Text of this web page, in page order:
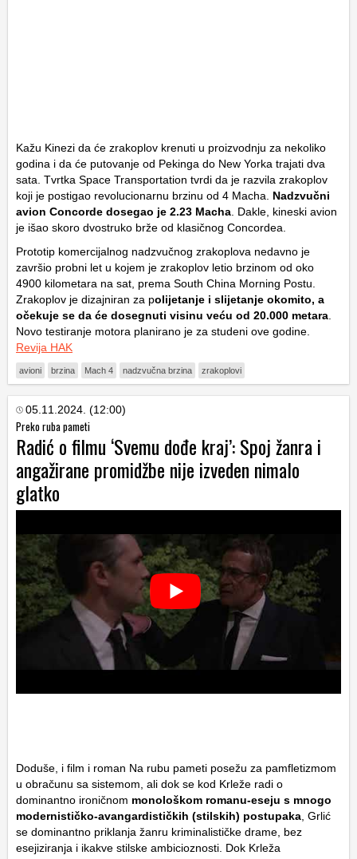
Kažu Kinezi da će zrakoplov krenuti u proizvodnju za nekoliko
godina i da će putovanje od Pekinga do New Yorka trajati dva
sata. Tvrtka Space Transportation tvrdi da je razvila zrakoplov
koji je postigao revolucionarnu brzinu od 4 Macha. Nadzvučni
avion Concorde dosegao je 2.23 Macha. Dakle, kineski avion
je išao skoro dvostruko brže od klasičnog Concordea.
Prototip komercijalnog nadzvučnog zrakoplova nedavno je
završio probni let u kojem je zrakoplov letio brzinom od oko
4900 kilometara na sat, prema South China Morning Postu.
Zrakoplov je dizajniran za polijetanje i slijetanje okomito, a
očekuje se da će dosegnuti visinu veću od 20.000 metara.
Novo testiranje motora planirano je za studeni ove godine.
Revija HAK
avioni brzina Mach 4 nadzvučna brzina zrakoplovi
05.11.2024. (12:00)
Preko ruba pameti
Radić o filmu ‘Svemu dođe kraj’: Spoj žanra i
angažirane promidžbe nije izveden nimalo
glatko
Doduše, i film i roman Na rubu pameti posežu za pamfletizmom
u obračunu sa sistemom, ali dok se kod Krleže radi o
dominantno ironičnom monološkom romanu-eseju s mnogo
modernističko-avangardističkih (stilskih) postupaka, Grlić
se dominantno priklanja žanru kriminalističke drame, bez
esejiziranja i ikakve stilske ambicioznosti. Dok Krleža